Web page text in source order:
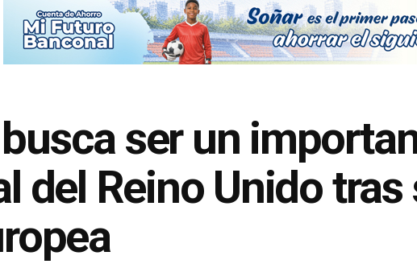
ser un
del Reino Unido tras